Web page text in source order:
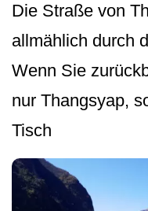
Die Straße von
allmählich durch
Wenn Sie
nur Thangsyap,
Tisch